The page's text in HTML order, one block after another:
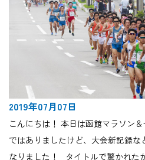
2019年07月07日
こんにちは！ 本日は函館マラソン
ではありましたけど、大会新記録
なりました！ タイトルで驚かれた